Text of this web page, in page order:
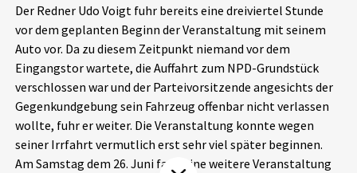
Spenden
chronik.LE in der Presse
Der Redner Udo Voigt fuhr bereits eine dreiviertel Stunde
vor dem geplanten Beginn der Veranstaltung mit seinem
Auto vor. Da zu diesem Zeitpunkt niemand vor dem
Eingangstor wartete, die Auffahrt zum NPD-Grundstück
verschlossen war und der Parteivorsitzende angesichts der
Gegenkundgebung sein Fahrzeug offenbar nicht verlassen
wollte, fuhr er weiter. Die Veranstaltung konnte wegen
seiner Irrfahrt vermutlich erst sehr viel später beginnen.
Am Samstag dem 26. Juni fand eine weitere Veranstaltung